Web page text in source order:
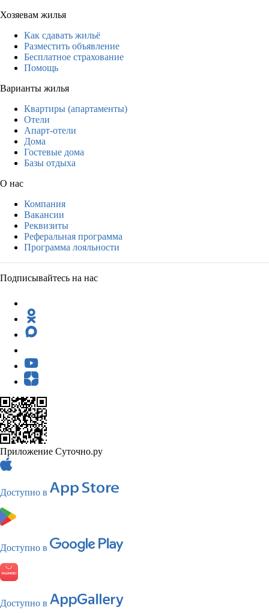
Хозяевам жилья
Как сдавать жильё
Разместить объявление
Бесплатное страхование
Помощь
Варианты жилья
Квартиры (апартаменты)
Отели
Апарт-отели
Дома
Гостевые дома
Базы отдыха
О нас
Компания
Вакансии
Реквизиты
Реферальная программа
Программа лояльности
Подписывайтесь на нас
Приложение Суточно.ру
Доступно в
Доступно в
Доступно в